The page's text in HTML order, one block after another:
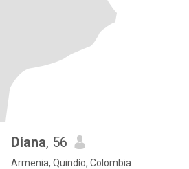
Diana, 56
Armenia, Quindío, Colombia